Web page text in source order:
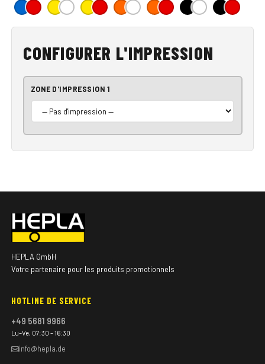
CONFIGURER L'IMPRESSION
ZONE D'IMPRESSION 1
HEPLA GmbH
Votre partenaire pour les produits promotionnels
HOTLINE DE SERVICE
+49 5681 9966
Lu–Ve, 07:30 – 16:30
info@hepla.de